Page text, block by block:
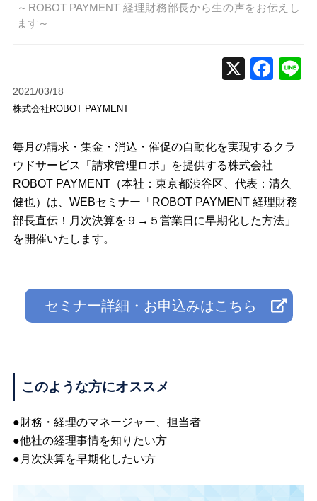
～ROBOT PAYMENT 経理財務部長から生の声をお伝えし
ます～
2021/03/18
株式会社ROBOT PAYMENT
毎月の請求・集金・消込・催促の自動化を実現するクラ
ウドサービス「請求管理ロボ」を提供する株式会社
ROBOT PAYMENT（本社：東京都渋谷区、代表：清久
健也）は、WEBセミナー「ROBOT PAYMENT 経理財務
部長直伝！月次決算を９→５営業日に早期化した方法」
を開催いたします。
セミナー詳細・お申込みはこちら
このような方にオススメ
●財務・経理のマネージャー、担当者
●他社の経理事情を知りたい方
●月次決算を早期化したい方